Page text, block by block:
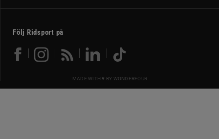
Följ Ridsport på
MADE WITH ♥ BY WONDERFOUR